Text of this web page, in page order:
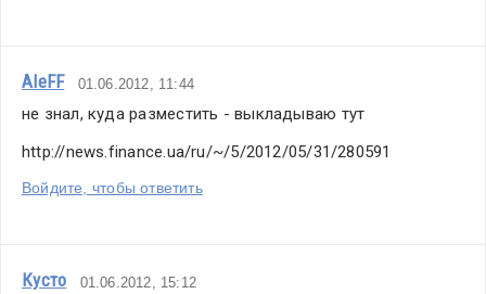
AleFF 01.06.2012, 11:44
не знал, куда разместить - выкладываю тут
http://news.finance.ua/ru/~/5/2012/05/31/280591
Войдите, чтобы ответить
Кусто 01.06.2012, 15:12